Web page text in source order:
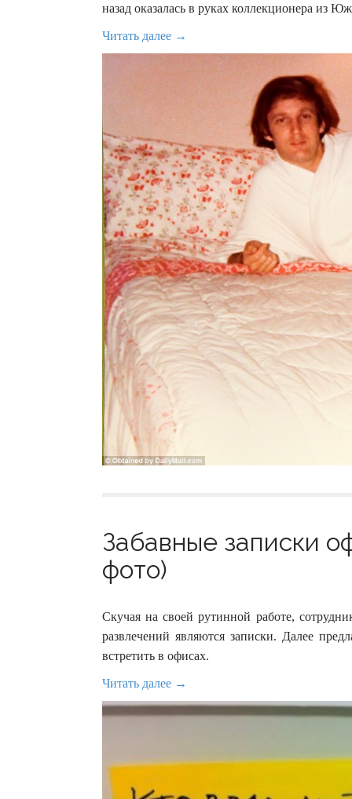
назад оказалась в руках коллекционера из
Читать далее →
Забавные записки
фото)
Скучая на своей рутинной работе,
развлечений являются записки. Далее
встретить в офисах.
Читать далее →